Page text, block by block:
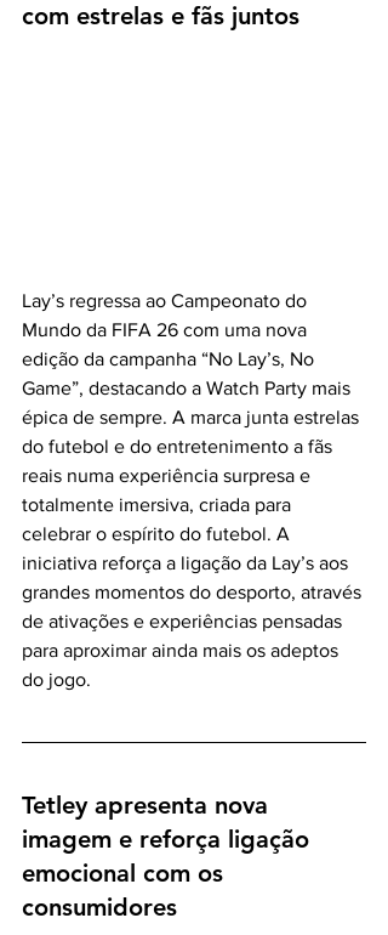
com estrelas e fãs juntos
Lay’s regressa ao Campeonato do
Mundo da FIFA 26 com uma nova
edição da campanha “No Lay’s, No
Game”, destacando a Watch Party mais
épica de sempre. A marca junta estrelas
do futebol e do entretenimento a fãs
reais numa experiência surpresa e
totalmente imersiva, criada para
celebrar o espírito do futebol. A
iniciativa reforça a ligação da Lay’s aos
grandes momentos do desporto, através
de ativações e experiências pensadas
para aproximar ainda mais os adeptos
do jogo.
Tetley apresenta nova
imagem e reforça ligação
emocional com os
consumidores